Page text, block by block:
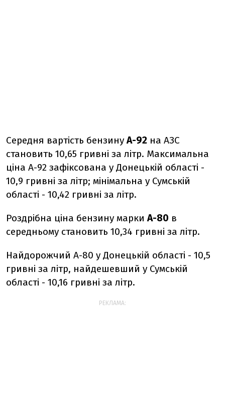
Середня вартість бензинуА-92 на АЗС
становить 10,65 гривні за літр. Максимальна
ціна А-92 зафіксована у Донецькій області -
10,9 гривні за літр; мінімальна у Сумській
області - 10,42 гривні за літр.
Роздрібна ціна бензину маркиА-80 в
середньому становить 10,34 гривні за літр.
Найдорожчий А-80 у Донецькій області - 10,5
гривні за літр, найдешевший у Сумській
області - 10,16 гривні за літр.
РЕКЛАМА: